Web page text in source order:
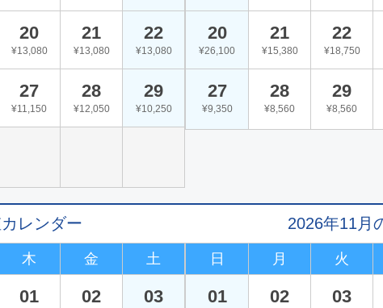
20
¥13,080
21
¥13,080
22
¥13,080
27
¥11,150
28
¥12,050
29
¥10,250
20
¥26,100
21
¥15,380
22
¥18,750
27
¥9,350
28
¥8,560
29
¥8,560
レンダー
木 金 土
01 02 03
2026年11月
日 月 火
01 02 03